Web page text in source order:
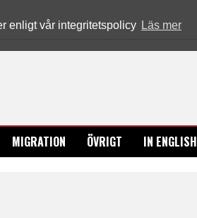
enligt vår integritetspolicy Läs mer
MIGRATION ÖVRIGT IN ENGLISH